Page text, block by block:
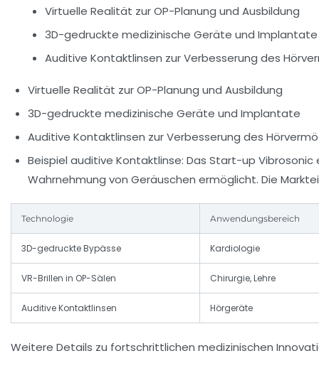
Virtuelle Realität zur OP-Planung und Ausbildung
3D-gedruckte medizinische Geräte und Implantate
Auditive Kontaktlinsen zur Verbesserung des
Virtuelle Realität zur OP-Planung und Ausbildung
3D-gedruckte medizinische Geräte und Implantate
Auditive Kontaktlinsen zur Verbesserung des
Beispiel auditive Kontaktlinse: Das Start-up Vibrosonic
Wahrnehmung von Geräuschen ermöglicht. Die
Technologie Anwendungsbereich
3D-gedruckte Bypässe Kardiologie
VR-Brillen in OP-Sälen Chirurgie, Lehre
Auditive Kontaktlinsen Hörgeräte
Weitere Details zu fortschrittlichen medizinischen